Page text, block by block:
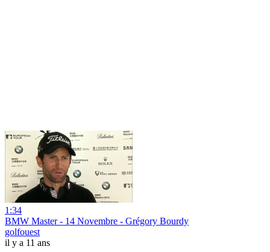
1:34
BMW Master - 14 Novembre - Grégory Bourdy
golfouest
il y a 11 ans